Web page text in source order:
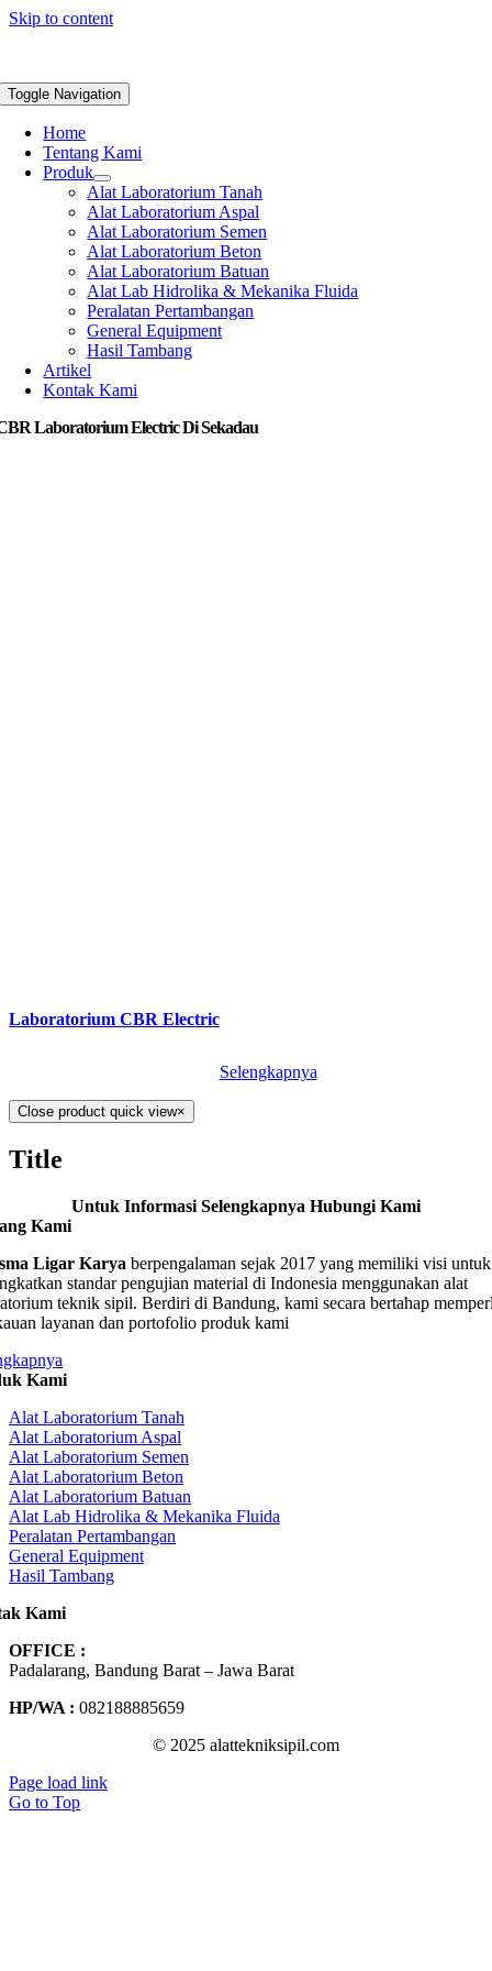
Skip to content
Toggle Navigation
Home
Tentang Kami
Produk
Alat Laboratorium Tanah
Alat Laboratorium Aspal
Alat Laboratorium Semen
Alat Laboratorium Beton
Alat Laboratorium Batuan
Alat Lab Hidrolika & Mekanika Fluida
Peralatan Pertambangan
General Equipment
Hasil Tambang
Artikel
Kontak Kami
Laboratorium Electric Di Sekadau
Laboratorium CBR Electric
Selengkapnya
Close product quick view×
Title
Untuk Informasi Selengkapnya Hubungi Kami
Kami
Ligar Karya berpengalaman sejak 2017 yang memiliki visi untuk
standar pengujian material di Indonesia menggunakan alat
teknik sipil. Berdiri di Bandung, kami secara bertahap
layanan dan portofolio produk kami
Kami
Alat Laboratorium Tanah
Alat Laboratorium Aspal
Alat Laboratorium Semen
Alat Laboratorium Beton
Alat Laboratorium Batuan
Alat Lab Hidrolika & Mekanika Fluida
Peralatan Pertambangan
General Equipment
Hasil Tambang
Kami
OFFICE :
Padalarang, Bandung Barat – Jawa Barat
HP/WA : 082188885659
© 2025 alattekniksipil.com
Page load link
Go to Top